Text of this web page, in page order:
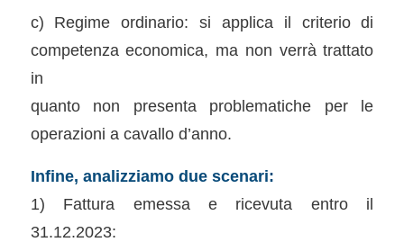
c) Regime ordinario: si applica il criterio di
competenza economica, ma non verrà trattato
in
quanto non presenta problematiche per le
operazioni a cavallo d’anno.
Infine, analizziamo due scenari:
1) Fattura emessa e ricevuta entro il
31.12.2023: